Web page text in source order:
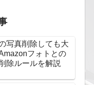
写真削除しても大
フォトとの
除ルールを解説